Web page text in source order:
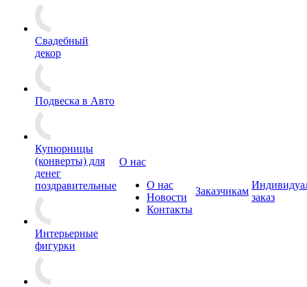
Свадебный
декор
Подвеска в Авто
Купюрницы
(конверты) для
денег
поздравительные
Интерьерные
фигурки
О нас
О нас
Новости
Контакты
Заказчикам
заказ